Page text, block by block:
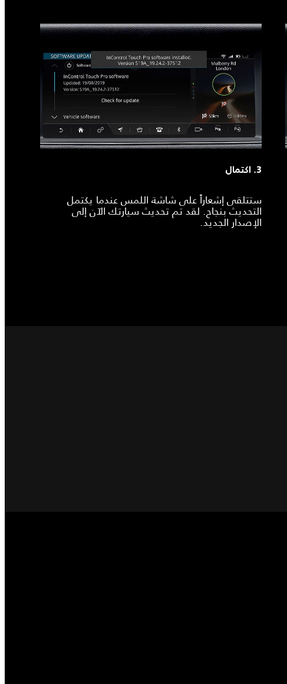
3. اكتمال
ستتلقى إشعاراً على شاشة اللمس عندما يكتمل
التحديث بنجاح. لقد تم تحديث سيارتك الآن إلى
الإصدار الجديد.